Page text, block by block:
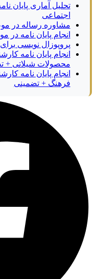
تحلیل آماری پایان
اجتماعی
مشاوره رساله در
انجام پایان نامه در
پروپوزال نویسی
انجام پایان نامه
محصولات شیلاتی +
انجام پایان نامه
فرهنگ + تضمینی